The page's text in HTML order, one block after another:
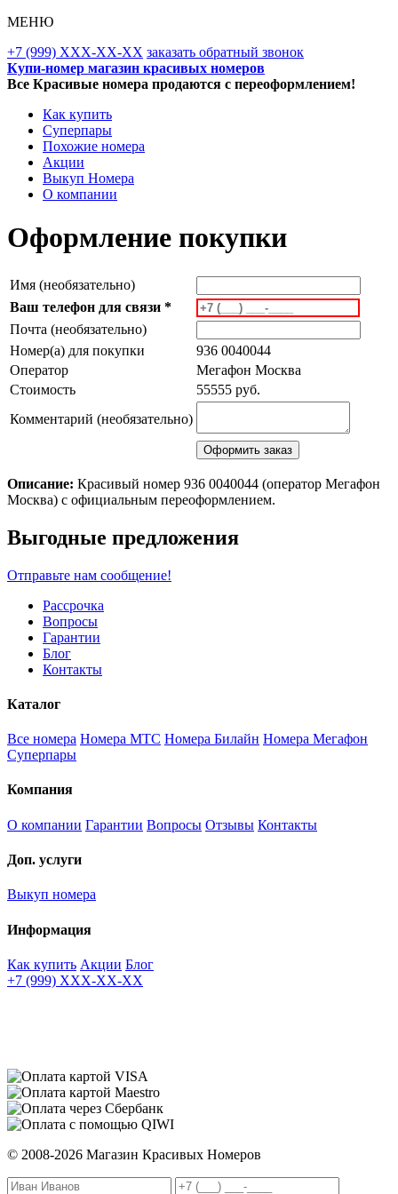
МЕНЮ
+7 (999) XXX-XX-XX заказать обратный звонок
Купи-номер магазин красивых номеров
Все Красивые номера продаются с переоформлением!
Как купить
Суперпары
Похожие номера
Акции
Выкуп Номера
О компании
Оформление покупки
Имя (необязательно)
Ваш телефон для связи *
Почта (необязательно)
Номер(а) для покупки
936 0040044
Оператор
Мегафон Москва
Стоимость
55555 руб.
Комментарий (необязательно)
Описание: Красивый номер 936 0040044 (оператор Мегафон
Москва) с официальным переоформлением.
Scroll
Up
Выгодные предложения
Отправьте нам сообщение!
Рассрочка
Вопросы
Гарантии
Блог
Контакты
Каталог
Все номера Номера МТС Номера Билайн Номера Мегафон
Суперпары
Компания
О компании Гарантии Вопросы Отзывы Контакты
Доп. услуги
Выкуп номера
Информация
Как купить Акции Блог
+7 (999) XXX-XX-XX
© 2008-2026 Магазин Красивых Номеров